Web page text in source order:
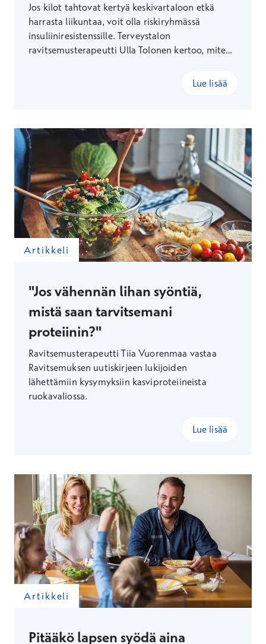
Jos kilot tahtovat kertyä keskivartaloon etkä
harrasta liikuntaa, voit olla riskiryhmässä
insuliiniresistenssille. Terveystalon
ravitsemusterapeutti Ulla Tolonen kertoo, miten
Lue lisää
Artikkeli
"Jos vähennän lihan syöntiä,
mistä saan tarvitsemani
proteiinin?"
Ravitsemusterapeutti Tiia Vuorenmaa vastaa
Ravitsemuksen uutiskirjeen lukijoiden
lähettämiin kysymyksiin kasviproteiineista
ruokavaliossa.
Lue lisää
Artikkeli
Pitääkö lapsen syödä aina